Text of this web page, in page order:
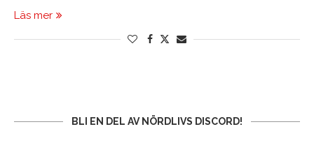
Läs mer
BLI EN DEL AV NÖRDLIVS DISCORD!